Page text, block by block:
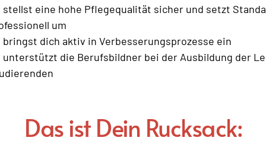
stellst eine hohe Pflegequalität sicher und setzt
um
bringst dich aktiv in Verbesserungsprozesse ein
unterstützt die Berufsbildner bei der Ausbildung der
Das ist Dein Rucksack: